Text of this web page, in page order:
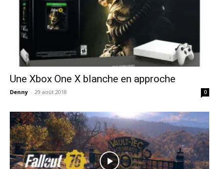
Une Xbox One X blanche en approche
Denny - 29 août 2018 0